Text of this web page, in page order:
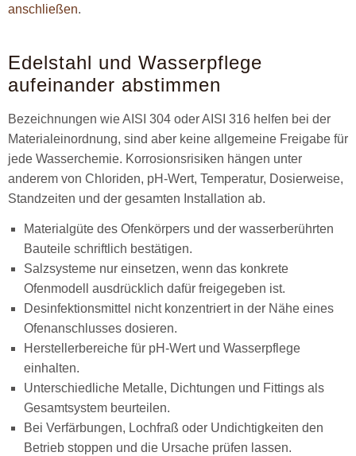
anschließen.
Edelstahl und Wasserpflege
aufeinander abstimmen
Bezeichnungen wie AISI 304 oder AISI 316 helfen bei der
Materialeinordnung, sind aber keine allgemeine Freigabe für
jede Wasserchemie. Korrosionsrisiken hängen unter
anderem von Chloriden, pH-Wert, Temperatur, Dosierweise,
Standzeiten und der gesamten Installation ab.
Materialgüte des Ofenkörpers und der wasserberührten
Bauteile schriftlich bestätigen.
Salzsysteme nur einsetzen, wenn das konkrete
Ofenmodell ausdrücklich dafür freigegeben ist.
Desinfektionsmittel nicht konzentriert in der Nähe eines
Ofenanschlusses dosieren.
Herstellerbereiche für pH-Wert und Wasserpflege
einhalten.
Unterschiedliche Metalle, Dichtungen und Fittings als
Gesamtsystem beurteilen.
Bei Verfärbungen, Lochfraß oder Undichtigkeiten den
Betrieb stoppen und die Ursache prüfen lassen.